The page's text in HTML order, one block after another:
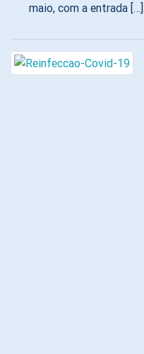
maio, com a entrada […]